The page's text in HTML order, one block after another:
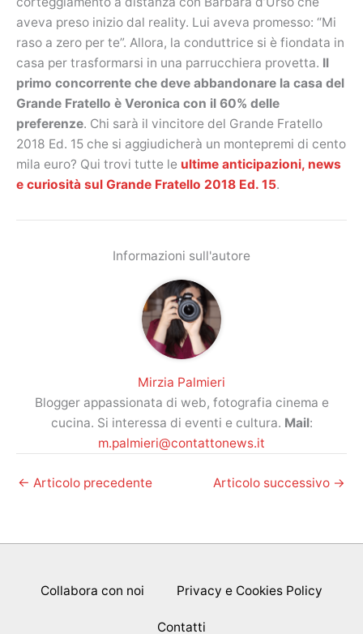
aveva preso inizio dal reality. Lui aveva promesso: “Mi
raso a zero per te”. Allora, la conduttrice si è fiondata in
casa per trasformarsi in una parrucchiera provetta. Il
primo concorrente che deve abbandonare la casa del
Grande Fratello è Veronica con il 60% delle
preferenze. Chi sarà il vincitore del Grande Fratello
2018 Ed. 15 che si aggiudicherà un montepremi di cento
mila euro? Qui trovi tutte le ultime anticipazioni, news
e curiosità sul Grande Fratello 2018 Ed. 15.
Informazioni sull'autore
Mirzia Palmieri
Blogger appassionata di web, fotografia cinema e
cucina. Si interessa di eventi e cultura. Mail:
m.palmieri@contattonews.it
← Articolo precedente Articolo successivo →
Collabora con noi Privacy e Cookies Policy
Contatti